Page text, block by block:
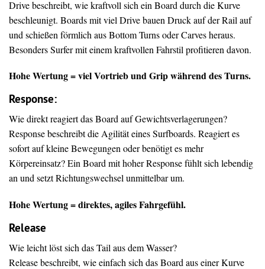
Drive beschreibt, wie kraftvoll sich ein Board durch die Kurve
beschleunigt. Boards mit viel Drive bauen Druck auf der Rail auf
und schießen förmlich aus Bottom Turns oder Carves heraus.
Besonders Surfer mit einem kraftvollen Fahrstil profitieren davon.
Hohe Wertung = viel Vortrieb und Grip während des Turns.
Response:
Wie direkt reagiert das Board auf Gewichtsverlagerungen?
Response beschreibt die Agilität eines Surfboards. Reagiert es
sofort auf kleine Bewegungen oder benötigt es mehr
Körpereinsatz? Ein Board mit hoher Response fühlt sich lebendig
an und setzt Richtungswechsel unmittelbar um.
Hohe Wertung = direktes, agiles Fahrgefühl.
Release
Wie leicht löst sich das Tail aus dem Wasser?
Release beschreibt, wie einfach sich das Board aus einer Kurve